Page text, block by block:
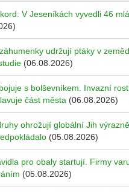
V Jeseníkách vyvedli 46
udržují ptáky v
(06.08.2026)
s bolševníkem. Invazní
část města (06.08.2026)
ohrožují globální Jih
(05.08.2026)
pro obaly startují. Firmy
(05.08.2026)